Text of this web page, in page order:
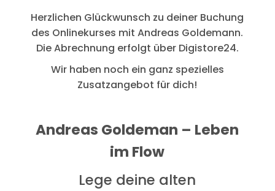
Herzlichen Glückwunsch zu deiner Buchung
des Onlinekurses mit Andreas Goldemann.
Die Abrechnung erfolgt über Digistore24.
Wir haben noch ein ganz spezielles
Zusatzangebot für dich!
Andreas Goldeman – Leben
im Flow
Lege deine alten